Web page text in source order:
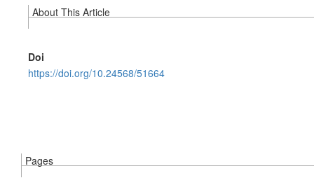
About This Article
Doi
https://doi.org/10.24568/51664
Pages